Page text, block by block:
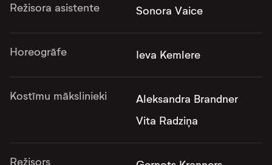
Režisora asistente Sonora Vaice
Horeogrāfe Ieva Kemlere
Kostīmu mākslinieki
Aleksandra Brandner
Vita Radziņa
Režisors